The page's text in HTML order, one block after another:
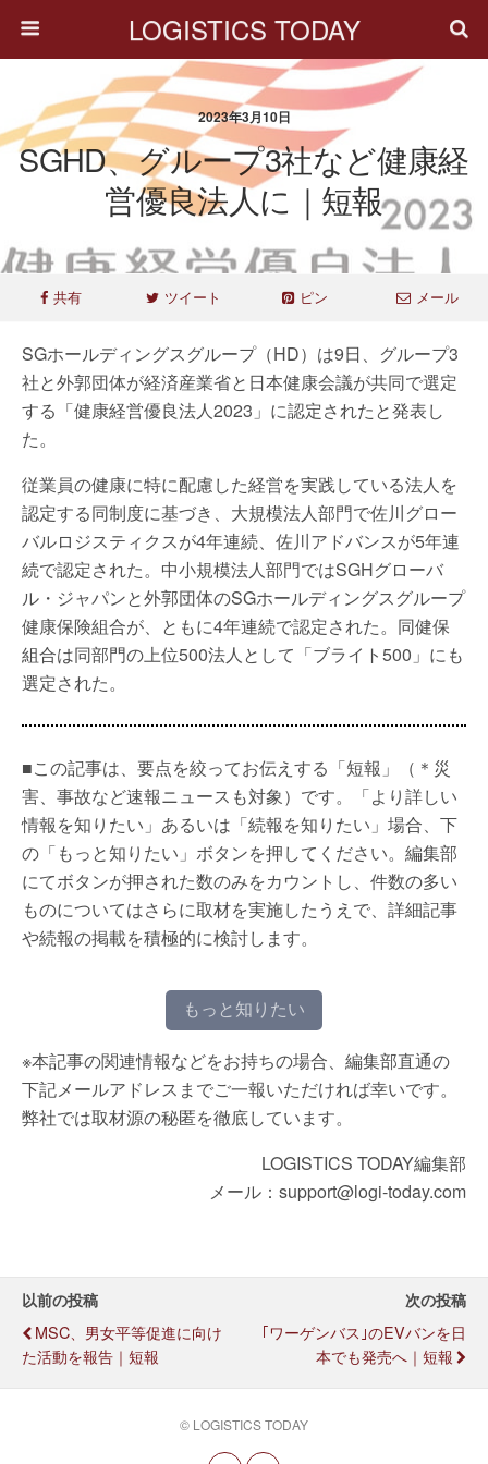
LOGISTICS TODAY
2023年3月10日
SGHD、グループ3社など健康経
営優良法人に｜短報
共有 ツイート ピン メール
SGホールディングスグループ（HD）は9日、グループ3
社と外郭団体が経済産業省と日本健康会議が共同で選定
する「健康経営優良法人2023」に認定されたと発表し
た。
従業員の健康に特に配慮した経営を実践している法人を
認定する同制度に基づき、大規模法人部門で佐川グロー
バルロジスティクスが4年連続、佐川アドバンスが5年連
続で認定された。中小規模法人部門ではSGHグローバ
ル・ジャパンと外郭団体のSGホールディングスグループ
健康保険組合が、ともに4年連続で認定された。同健保
組合は同部門の上位500法人として「ブライト500」にも
選定された。
■この記事は、要点を絞ってお伝えする「短報」（＊災
害、事故など速報ニュースも対象）です。「より詳しい
情報を知りたい」あるいは「続報を知りたい」場合、下
の「もっと知りたい」ボタンを押してください。編集部
にてボタンが押された数のみをカウントし、件数の多い
ものについてはさらに取材を実施したうえで、詳細記事
や続報の掲載を積極的に検討します。
もっと知りたい
※本記事の関連情報などをお持ちの場合、編集部直通の
下記メールアドレスまでご一報いただければ幸いです。
弊社では取材源の秘匿を徹底しています。
LOGISTICS TODAY編集部
メール：support@logi-today.com
以前の投稿
MSC、男女平等促進に向け
た活動を報告｜短報
次の投稿
｢ワーゲンバス｣のEVバンを日
本でも発売へ｜短報
© LOGISTICS TODAY